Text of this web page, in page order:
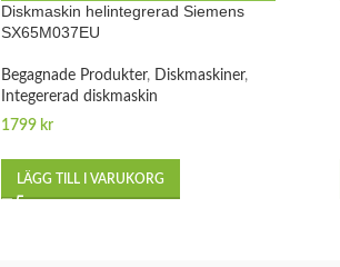
Diskmaskin helintegrerad Siemens
SX65M037EU
Begagnade Produkter, Diskmaskiner,
Integererad diskmaskin
1799 kr
LÄGG TILL I VARUKORG